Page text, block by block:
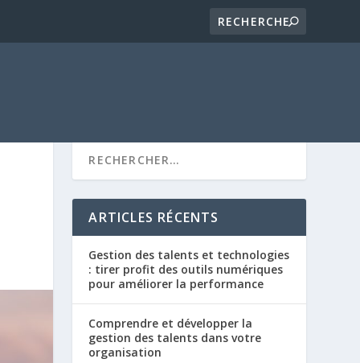
ARTICLES RÉCENTS
Gestion des talents et technologies
: tirer profit des outils numériques
pour améliorer la performance
Comprendre et développer la
gestion des talents dans votre
organisation